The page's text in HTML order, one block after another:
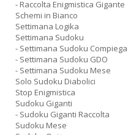
- Raccolta Enigmistica Gigante
Schemi in Bianco
Settimana Logika
Settimana Sudoku
- Settimana Sudoku Compiega
- Settimana Sudoku GDO
- Settimana Sudoku Mese
Solo Sudoku Diabolici
Stop Enigmistica
Sudoku Giganti
- Sudoku Giganti Raccolta
Sudoku Mese